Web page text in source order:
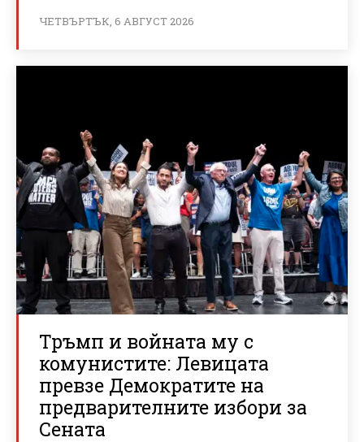
ЧЕТВЪРТЪК, 6 АВГУСТ 2026
Тръмп и войната му с
комунистите: Левицата
превзе Демократите на
предварителните избори за
Сената